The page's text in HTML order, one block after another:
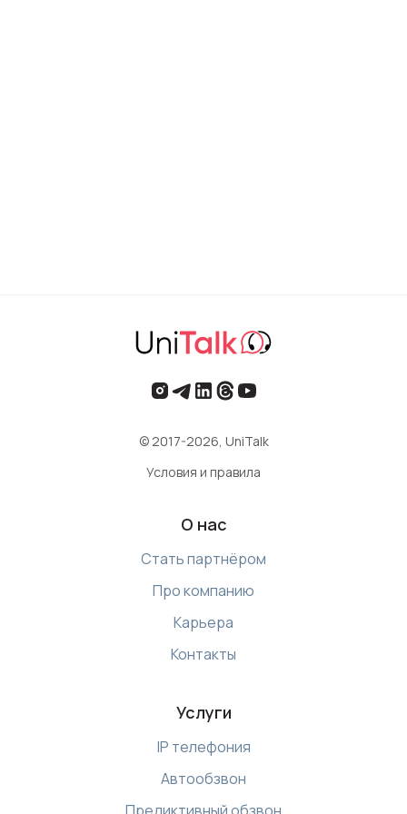
© 2017-2026, UniTalk
Условия и правила
О нас
Стать партнёром
Про компанию
Карьера
Контакты
Услуги
IP телефония
Автообзвон